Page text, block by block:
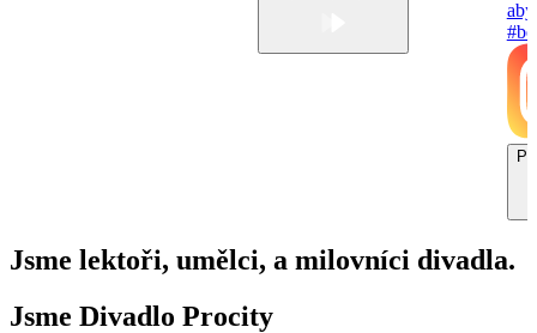
Jsme lektoři, umělci, a milovníci divadla.
Jsme Divadlo Procity